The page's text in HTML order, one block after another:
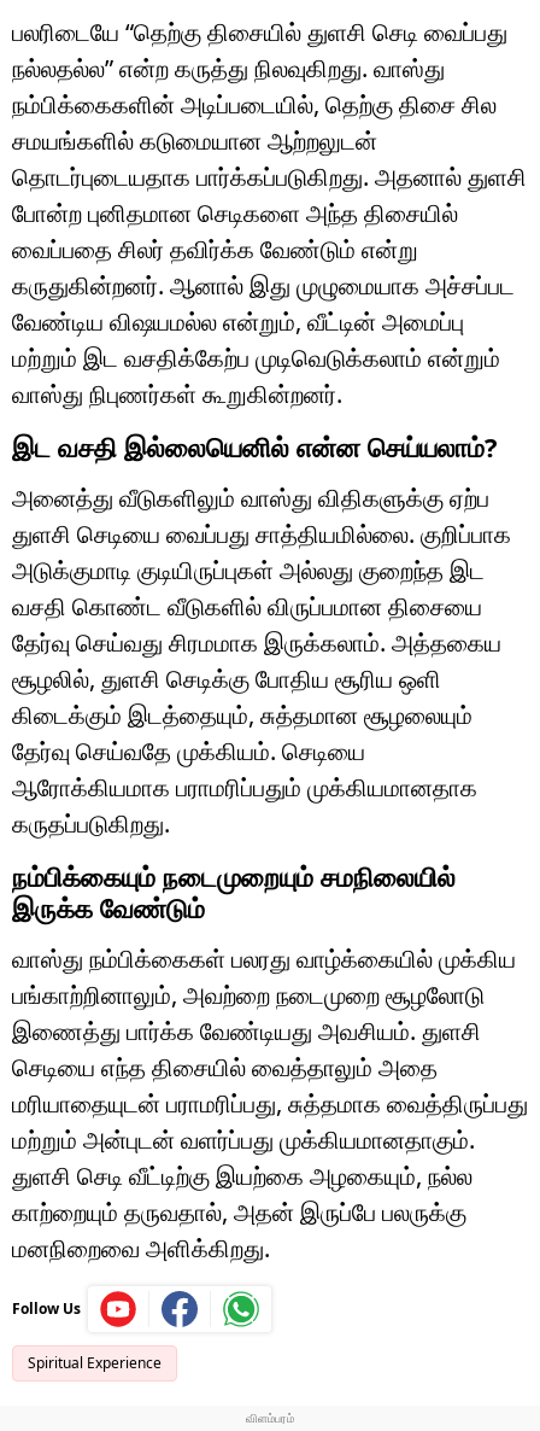
பலரிடையே “தெற்கு திசையில் துளசி செடி வைப்பது
நல்லதல்ல” என்ற கருத்து நிலவுகிறது. வாஸ்து
நம்பிக்கைகளின் அடிப்படையில், தெற்கு திசை சில
சமயங்களில் கடுமையான ஆற்றலுடன்
தொடர்புடையதாக பார்க்கப்படுகிறது. அதனால் துளசி
போன்ற புனிதமான செடிகளை அந்த திசையில்
வைப்பதை சிலர் தவிர்க்க வேண்டும் என்று
கருதுகின்றனர். ஆனால் இது முழுமையாக அச்சப்பட
வேண்டிய விஷயமல்ல என்றும், வீட்டின் அமைப்பு
மற்றும் இட வசதிக்கேற்ப முடிவெடுக்கலாம் என்றும்
வாஸ்து நிபுணர்கள் கூறுகின்றனர்.
இட வசதி இல்லையெனில் என்ன செய்யலாம்?
அனைத்து வீடுகளிலும் வாஸ்து விதிகளுக்கு ஏற்ப
துளசி செடியை வைப்பது சாத்தியமில்லை. குறிப்பாக
அடுக்குமாடி குடியிருப்புகள் அல்லது குறைந்த இட
வசதி கொண்ட வீடுகளில் விருப்பமான திசையை
தேர்வு செய்வது சிரமமாக இருக்கலாம். அத்தகைய
சூழலில், துளசி செடிக்கு போதிய சூரிய ஒளி
கிடைக்கும் இடத்தையும், சுத்தமான சூழலையும்
தேர்வு செய்வதே முக்கியம். செடியை
ஆரோக்கியமாக பராமரிப்பதும் முக்கியமானதாக
கருதப்படுகிறது.
நம்பிக்கையும் நடைமுறையும் சமநிலையில்
இருக்க வேண்டும்
வாஸ்து நம்பிக்கைகள் பலரது வாழ்க்கையில் முக்கிய
பங்காற்றினாலும், அவற்றை நடைமுறை சூழலோடு
இணைத்து பார்க்க வேண்டியது அவசியம். துளசி
செடியை எந்த திசையில் வைத்தாலும் அதை
மரியாதையுடன் பராமரிப்பது, சுத்தமாக வைத்திருப்பது
மற்றும் அன்புடன் வளர்ப்பது முக்கியமானதாகும்.
துளசி செடி வீட்டிற்கு இயற்கை அழகையும், நல்ல
காற்றையும் தருவதால், அதன் இருப்பே பலருக்கு
மனநிறைவை அளிக்கிறது.
Follow Us
Spiritual Experience